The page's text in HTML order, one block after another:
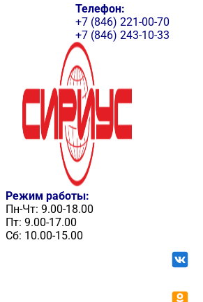
Телефон:
+7 (846) 221-00-70
+7 (846) 243-10-33
Режим работы:
Пн-Чт: 9.00-18.00
Пт: 9.00-17.00
Сб: 10.00-15.00